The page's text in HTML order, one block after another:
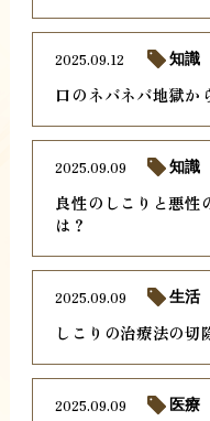
口のネバネバ地獄か
2025.09.12 知識
良性のしこりと悪性
は？
2025.09.09 知識
しこりの治療法の切
2025.09.09 生活
2025.09.09 医療